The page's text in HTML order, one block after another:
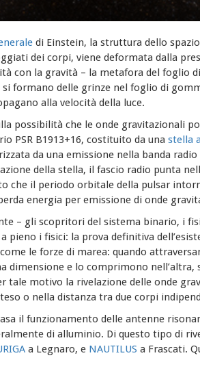
di Einstein, la struttura dello
dei corpi, viene deformata dalla
con la gravità – la metafora del foglio
formano delle grinze nel foglio di
alla velocità della luce.
possibilità che le onde gravitazionali
PSR B1913+16, costituito da una stella
da una emissione nella banda
della stella, il fascio radio punta
che il periodo orbitale della pulsar
energia per emissione di onde
– gli scopritori del sistema binario, i
pieno i fisici: la prova definitiva
le forze di marea: quando
e lo comprimono nell’altra,
tale motivo la rivelazione delle onde
o nella distanza tra due corpi
il funzionamento delle antenne
di alluminio. Di questo tipo di
a Legnaro, e NAUTILUS a Frascati.